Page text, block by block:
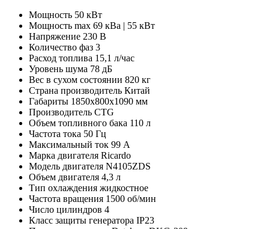
Мощность 50 кВт
Мощность max 69 кВа | 55 кВт
Напряжение 230 В
Количество фаз 3
Расход топлива 15,1 л/час
Уровень шума 78 дБ
Вес в сухом состоянии 820 кг
Страна производитель Китай
Габариты 1850x800x1090 мм
Производитель CTG
Объем топливного бака 110 л
Частота тока 50 Гц
Максимальный ток 99 А
Марка двигателя Ricardo
Модель двигателя N4105ZDS
Объем двигателя 4,3 л
Тип охлаждения жидкостное
Частота вращения 1500 об/мин
Число цилиндров 4
Класс защиты генератора IP23